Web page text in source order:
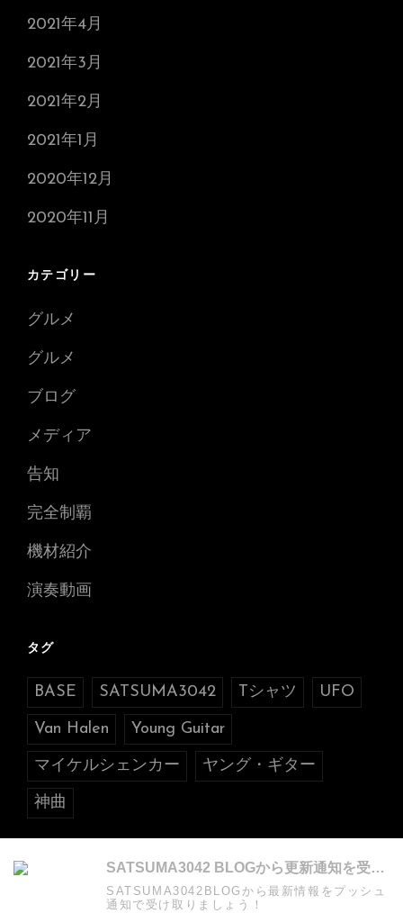
2021年4月
2021年3月
2021年2月
2021年1月
2020年12月
2020年11月
カテゴリー
グルメ
グルメ
ブログ
メディア
告知
完全制覇
機材紹介
演奏動画
タグ
BASE SATSUMA3042 Tシャツ UFO
Van Halen Young Guitar
マイケルシェンカー ヤング・ギター
神曲
COPYRIGHT © 2026年 SATSUMA3042 BLOG
SATSUMA3042 BLOGから更新通知を受け取る
SATSUMA3042BLOGから最新情報をプッシュ
通知で受け取りましょう！